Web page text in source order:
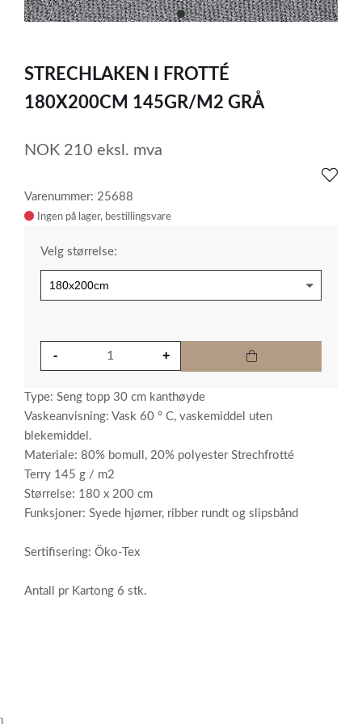
item
of
1
STRECHLAKEN I FROTTÉ
180X200CM 145GR/M2 GRÅ
NOK 210 eksl. mva
Varenummer: 25688
Ingen på lager
Velg størrelse:
Type: Seng topp 30 cm kanthøyde
Vaskeanvisning: Vask 60 ° C, vaskemiddel uten
blekemiddel.
Materiale: 80% bomull, 20% polyester Strechfrotté
Terry 145 g / m2
Størrelse: 180 x 200 cm
Funksjoner: Syede hjørner, ribber rundt og slipsbånd
Sertifisering: Öko-Tex
Antall pr Kartong 6 stk.